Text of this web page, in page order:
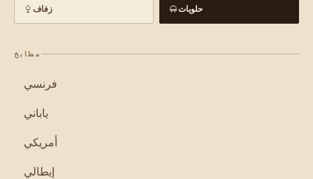
زفاف حلويات
مطابخ
فرنسي
ياباني
أمريكي
إيطالي